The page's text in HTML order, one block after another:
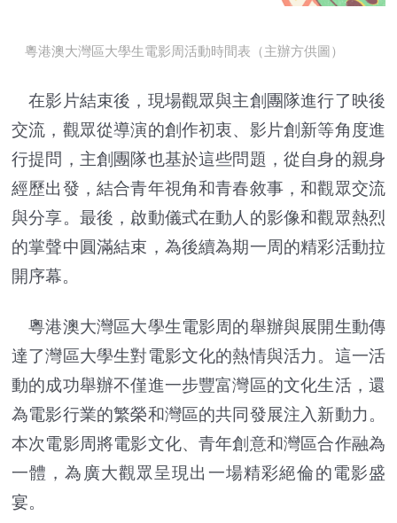
粵港澳大灣區大學生電影周活動時間表（主辦方供圖）
在影片結束後，現場觀眾與主創團隊進行了映後
交流，觀眾從導演的創作初衷、影片創新等角度進
行提問，主創團隊也基於這些問題，從自身的親身
經歷出發，結合青年視角和青春敘事，和觀眾交流
與分享。最後，啟動儀式在動人的影像和觀眾熱烈
的掌聲中圓滿結束，為後續為期一周的精彩活動拉
開序幕。
粵港澳大灣區大學生電影周的舉辦與展開生動傳
達了灣區大學生對電影文化的熱情與活力。這一活
動的成功舉辦不僅進一步豐富灣區的文化生活，還
為電影行業的繁榮和灣區的共同發展注入新動力。
本次電影周將電影文化、青年創意和灣區合作融為
一體，為廣大觀眾呈現出一場精彩絕倫的電影盛
宴。